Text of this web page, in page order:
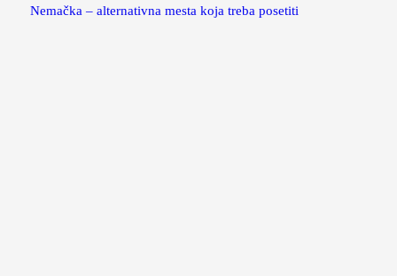
Nemačka – alternativna mesta koja treba posetiti